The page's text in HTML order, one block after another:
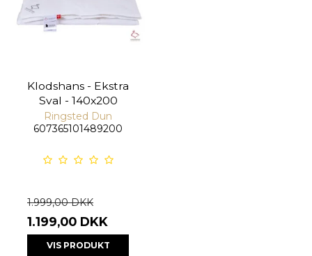
Klodshans - Ekstra
Sval - 140x200
Ringsted Dun
607365101489200
1.999,00 DKK
1.199,00 DKK
VIS PRODUKT